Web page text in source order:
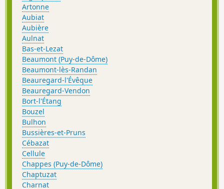
Artonne
Aubiat
Aubière
Aulnat
Bas-et-Lezat
Beaumont (Puy-de-Dôme)
Beaumont-lès-Randan
Beauregard-l'Évêque
Beauregard-Vendon
Bort-l'Étang
Bouzel
Bulhon
Bussières-et-Pruns
Cébazat
Cellule
Chappes (Puy-de-Dôme)
Chaptuzat
Charnat